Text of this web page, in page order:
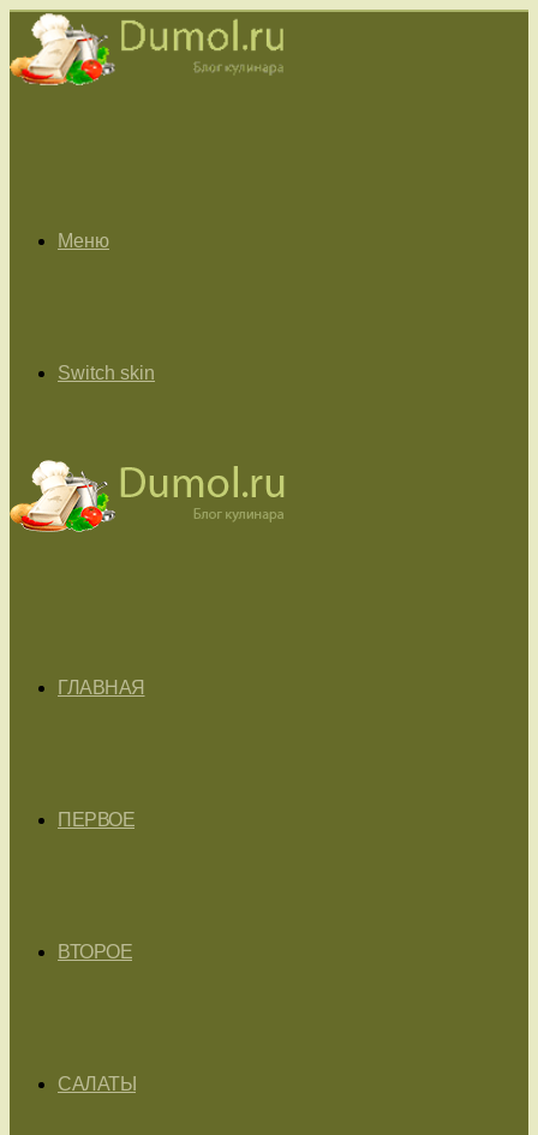
Меню
Switch skin
ГЛАВНАЯ
ПЕРВОЕ
ВТОРОЕ
САЛАТЫ